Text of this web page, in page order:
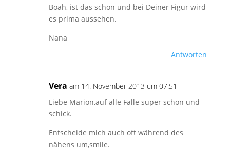
Boah, ist das schön und bei Deiner Figur wird
es prima aussehen.
Nana
Antworten
Vera am 14. November 2013 um 07:51
Liebe Marion,auf alle Fälle super schön und
schick.
Entscheide mich auch oft während des
nähens um,smile.